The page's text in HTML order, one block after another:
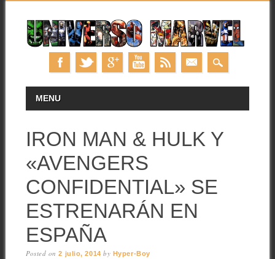
MAIN MENU
MENU
IRON MAN & HULK Y
«AVENGERS
CONFIDENTIAL» SE
ESTRENARÁN EN
ESPAÑA
Posted on2 julio, 2014 by Hyper-Boy